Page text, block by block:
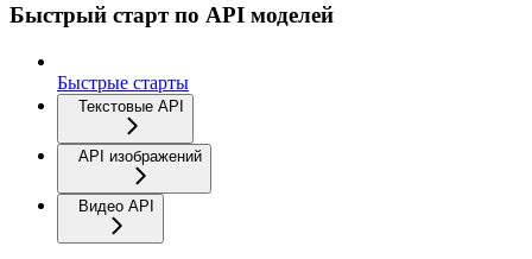
Быстрый старт по API моделей
Быстрые старты
Текстовые API
API изображений
Видео API